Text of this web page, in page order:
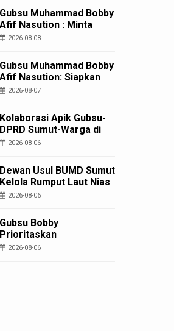
Gubsu Muhammad Bobby
Afif Nasution : Minta
Kepala Daerah se-
Usulan BKP 2027
2026-08-08
Gubsu Muhammad Bobby
Afif Nasution: Siapkan
Rumah Produksi Kelapa
2026-08-07
Kolaborasi Apik Gubsu-
DPRD Sumut-Warga di
Nias Utara: Jalan Rusak
Diperbaiki
2026-08-06
Dewan Usul BUMD Sumut
Kelola Rumput Laut Nias
Utara dari Hulu ke Hilir
2026-08-06
Gubsu Bobby
Prioritaskan
Infrastruktur Nias Utara,
2026-08-06